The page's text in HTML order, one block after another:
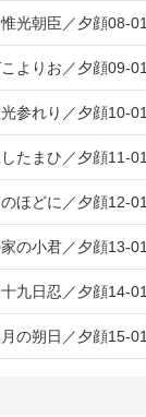
光朝臣／夕顔08-01
よりお／夕顔09-01
参れり／夕顔10-01
たまひ／夕顔11-01
ほどに／夕顔12-01
の小君／夕顔13-01
九日忍／夕顔14-01
の朔日／夕顔15-01